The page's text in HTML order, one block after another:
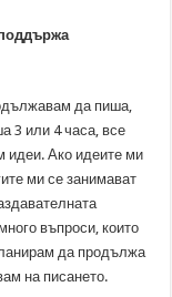
да пиша,
3 или 4 часа, все
идеи. Ако идеите ми
ми се занимават
въпроси, които
да продължа
на писането.